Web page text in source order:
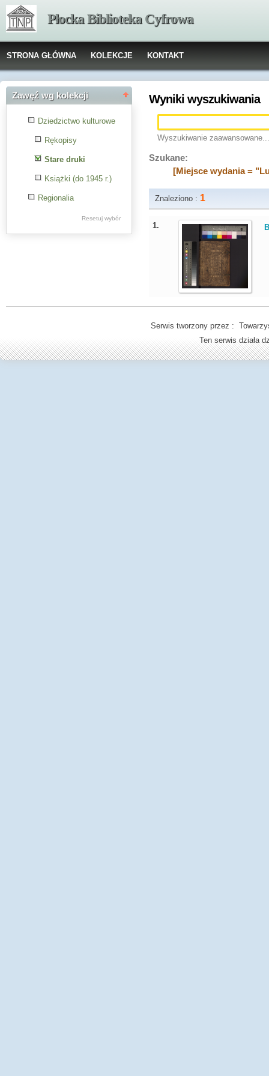
Płocka Biblioteka Cyfrowa
STRONA GŁÓWNA KOLEKCJE KONTAKT
Zawęź wg kolekcji
Dziedzictwo kulturowe
Rękopisy
Stare druki
Książki (do 1945 r.)
Regionalia
Resetuj wybór
Wyniki wyszukiwania
Wyszukiwanie zaawansowane...
Szukane:
[Miejsce wydania =
Znaleziono : 1
1.
Serwis tworzony przez :
Ten serwis działa